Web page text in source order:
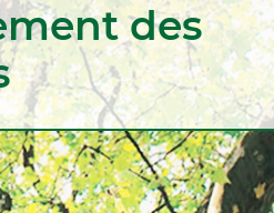
des